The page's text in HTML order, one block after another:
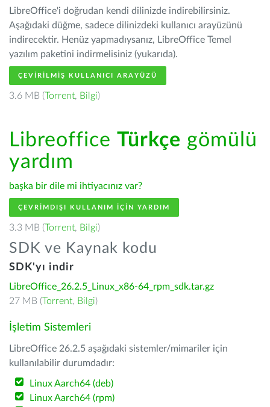
LibreOffice'i doğrudan kendi dilinizde indirebilirsiniz.
Aşağıdaki düğme, sadece dilinizdeki kullanıcı arayüzünü
indirecektir. Henüz yapmadıysanız, LibreOffice Temel
yazılım paketini indirmelisiniz (yukarıda).
ÇEVIRILMIŞ KULLANICI ARAYÜZÜ
3.6 MB (Torrent, Bilgi)
Libreoffice Türkçe gömülü
yardım
başka bir dile mi ihtiyacınız var?
ÇEVRIMDIŞI KULLANIM IÇIN YARDIM
3.3 MB (Torrent, Bilgi)
SDK ve Kaynak kodu
SDK'yı indir
LibreOffice_26.2.5_Linux_x86-64_rpm_sdk.tar.gz
27 MB (Torrent, Bilgi)
İşletim Sistemleri
LibreOffice 26.2.5 aşağıdaki sistemler/mimariler için
kullanılabilir durumdadır:
Linux Aarch64 (deb)
Linux Aarch64 (rpm)